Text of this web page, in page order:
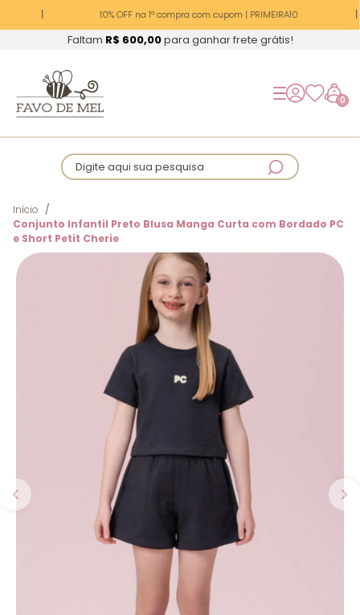
10% OFF na 1ª compra com cupom | PRIMEIRA10
Faltam R$ 600,00para ganhar frete grátis!
0
Digite aqui sua pesquisa
Início
Conjunto Infantil Preto Blusa Manga Curta com Bordado PC
e Short Petit Cherie